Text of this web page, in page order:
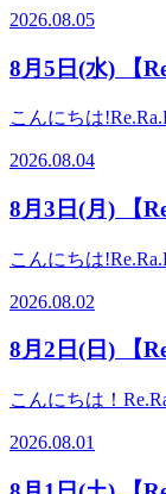
すね☆【本日の空
オプションメニ
周辺が気になる
レー2種からお選
り・ラベンダー
ライヘッドスパ”
が付けられてお
パ10分が付いた
り ☆平日はさら
す！（肩くびス
Re.Ra.Ku PAY
で。詳しくはス
2026.08.05
8月5日(水) 【
こんにちは
リフレッシュしま
待ちしておりま
年大好評の オプ
ッドスパ+シュワ
ックス～NEW 炭
り・ラベンダー
方には無香料も
ライヘッドスパ”
が付けられてお
6,980円/70分
2026.08.04
8月3日(月) 【
こんにちは
体もぐったりです
グビっと飲んで
に飲むのではな
策としては遅いの
始めてみてはいか
プションメニュ
2026.08.02
8月2日(日) 【
こんにちは！
の暑さで外に出る
れ際は！大船の
2026.08.01